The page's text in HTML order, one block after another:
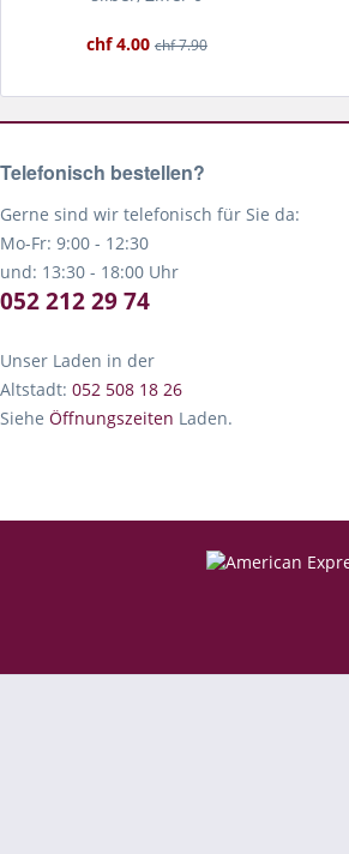
chf 4.00 chf 7.90
Telefonisch bestellen?
Gerne sind wir telefonisch für Sie da:
Mo-Fr: 9:00 - 12:30
und: 13:30 - 18:00 Uhr
052 212 29 74
Unser Laden in der
Altstadt: 052 508 18 26
Siehe Öffnungszeiten Laden.